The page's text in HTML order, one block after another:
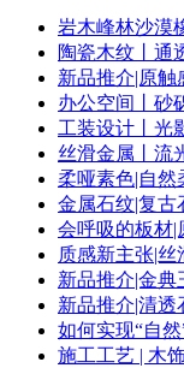
岩木峰林沙漠
陶瓷木纹丨​通
新品推介|原
办公空间丨砂
工装设计丨光
丝滑金属丨流
柔哑素色|自然
金属石纹|复古
会呼吸的板材|
质感新主张|
新品推介|金典
新品推介|清
如何实现“自
施工工艺 | 木